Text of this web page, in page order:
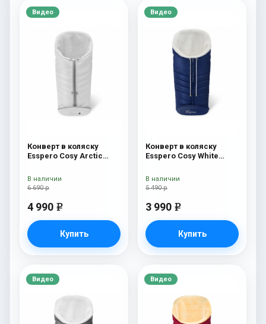
Видео
Конверт в коляску
Esspero Cosy Arctic
6 690 р
4 990 e
Купить
В наличии
Видео
Конверт в коляску
Esspero Cosy White
5 490 р
3 990 e
Купить
В наличии
Видео Видео